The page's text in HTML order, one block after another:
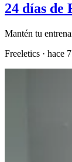
24 días de
Mantén tu
Freeletics · hace